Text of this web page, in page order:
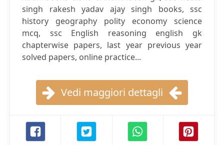
singh rakesh yadav ajay singh books, ssc
history geography polity economy science
mcq, ssc English reasoning english gk
chapterwise papers, last year previous year
solved papers, online practice...
Vedi maggiori dettagli